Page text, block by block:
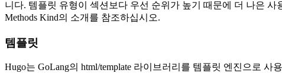
니다. 템플릿 유형이 섹션보다 우선 순위가 높기 때문에 더 나은
Methods Kind의 소개를 참조하십시오.
템플릿
Hugo는 GoLang의 html/template 라이브러리를 템플릿 엔진으로